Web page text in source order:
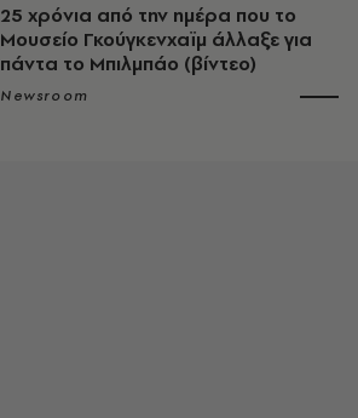
25 χρόνια από την ημέρα που το
Μουσείο Γκούγκενχαϊμ άλλαξε για
πάντα το Μπιλμπάο (βίντεο)
Newsroom